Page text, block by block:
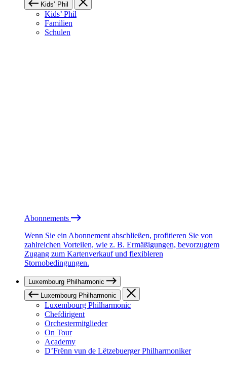
Kids’ Phil
Kids’ Phil
Familien
Schulen
Abonnements
Wenn Sie ein Abonnement abschließen, profitieren Sie von
zahlreichen Vorteilen, wie z. B. Ermäßigungen, bevorzugtem
Zugang zum Kartenverkauf und flexibleren
Stornobedingungen.
Luxembourg Philharmonic
Luxembourg Philharmonic
Luxembourg Philharmonic
Chefdirigent
Orchestermitglieder
On Tour
Academy
D’Frënn vun de Lëtzebuerger Philharmoniker